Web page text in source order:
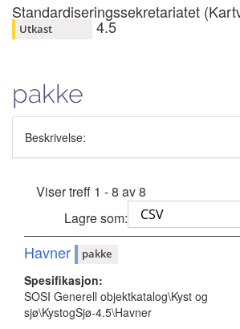
Standardiseringssekretariatet
Utkast 4.5
pakke
Beskrivelse:
Viser treff 1 - 8 av 8
Lagre som:
Havner pakke
Spesifikasjon:
SOSI Generell objektkatalog\Kyst og
sjø\KystogSjø-4.5\Havner